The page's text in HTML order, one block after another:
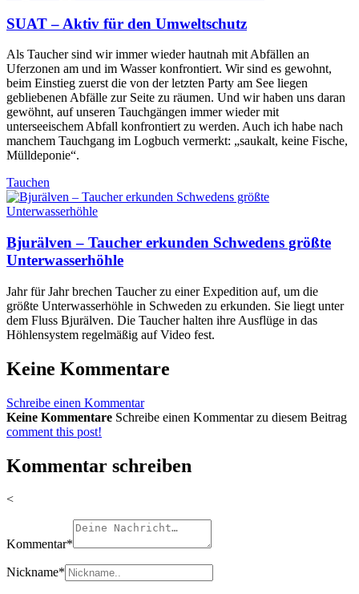
SUAT – Aktiv für den Umweltschutz
Als Taucher sind wir immer wieder hautnah mit Abfällen an
Uferzonen am und im Wasser konfrontiert. Wir sind es gewohnt,
beim Einstieg zuerst die von der letzten Party am See liegen
gebliebenen Abfälle zur Seite zu räumen. Und wir haben uns daran
gewöhnt, auf unseren Tauchgängen immer wieder mit
unterseeischem Abfall konfrontiert zu werden. Auch ich habe nach
manchem Tauchgang im Logbuch vermerkt: „saukalt, keine Fische,
Mülldeponie“.
Tauchen
Bjurälven – Taucher erkunden Schwedens größte
Unterwasserhöhle
Jahr für Jahr brechen Taucher zu einer Expedition auf, um die
größte Unterwasserhöhle in Schweden zu erkunden. Sie liegt unter
dem Fluss Bjurälven. Die Taucher halten ihre Ausflüge in das
Höhlensystem regelmäßig auf Video fest.
Keine Kommentare
Schreibe einen Kommentar
Keine Kommentare Schreibe einen Kommentar zu diesem Beitrag
comment this post!
Kommentar schreiben
<
Kommentar*
Nickname*